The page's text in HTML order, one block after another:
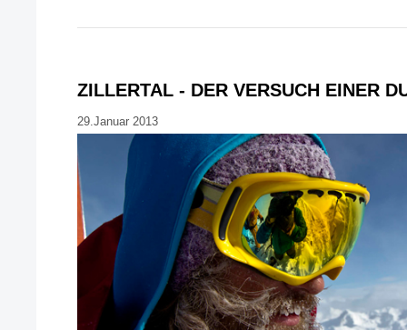
ZILLERTAL - DER VERSUCH EINER
29.Januar 2013